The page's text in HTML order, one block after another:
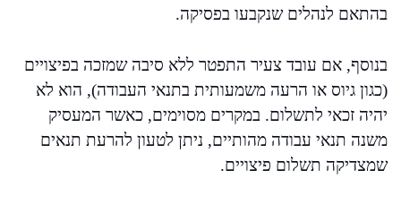
בהתאם לנהלים שנקבעו בפסיקה.
בנוסף, אם עובד צעיר התפטר ללא סיבה שמזכה בפיצויים
(כגון גיוס או הרעה משמעותית בתנאי העבודה), הוא לא
יהיה זכאי לתשלום. במקרים מסוימים, כאשר המעסיק
משנה תנאי עבודה מהותיים, ניתן לטעון להרעת תנאים
שמצדיקה תשלום פיצויים.